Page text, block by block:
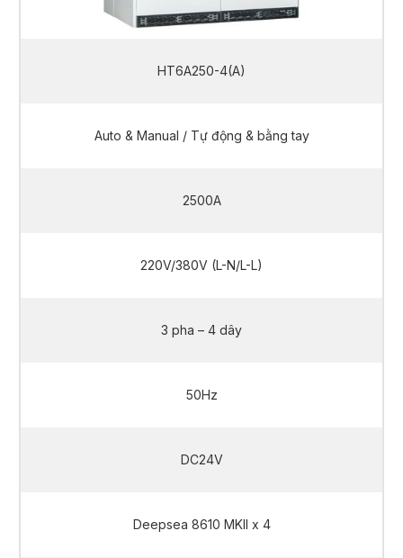
HT6A250-4(A)
Auto & Manual / Tự động & bằng tay
2500A
220V/380V (L-N/L-L)
3 pha – 4 dây
50Hz
DC24V
Deepsea 8610 MKII x 4